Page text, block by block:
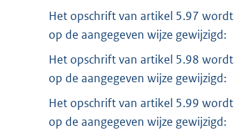
Het opschrift van artikel 5.97 wordt
op de aangegeven wijze gewijzigd:
Het opschrift van artikel 5.98 wordt
op de aangegeven wijze gewijzigd:
Het opschrift van artikel 5.99 wordt
op de aangegeven wijze gewijzigd: